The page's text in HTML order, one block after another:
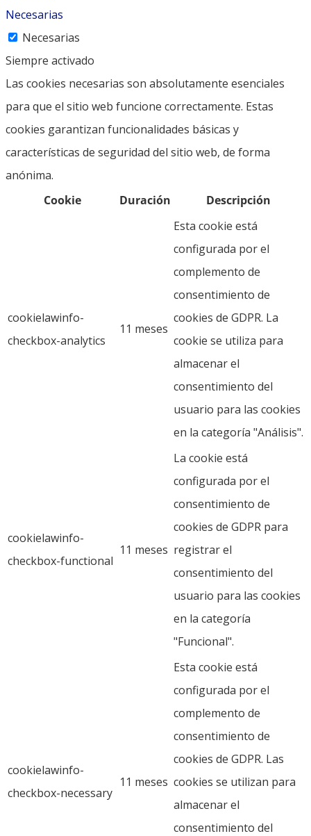
Necesarias
Necesarias
Siempre activado
Las cookies necesarias son absolutamente esenciales
para que el sitio web funcione correctamente. Estas
cookies garantizan funcionalidades básicas y
características de seguridad del sitio web, de forma
anónima.
Cookie
Duración Descripción
cookielawinfo-
checkbox-analytics
11 meses
Esta cookie está
configurada por el
complemento de
consentimiento de
cookies de GDPR. La
cookie se utiliza para
almacenar el
consentimiento del
usuario para las cookies
en la categoría "Análisis".
cookielawinfo-
checkbox-functional
11 meses
La cookie está
configurada por el
consentimiento de
cookies de GDPR para
registrar el
consentimiento del
usuario para las cookies
en la categoría
"Funcional".
cookielawinfo-
checkbox-necessary
11 meses
Esta cookie está
configurada por el
complemento de
consentimiento de
cookies de GDPR. Las
cookies se utilizan para
almacenar el
consentimiento del